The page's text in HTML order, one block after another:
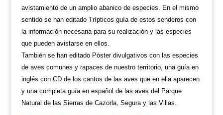
avistamiento de un amplio abanico de especies. En el mismo
sentido se han editado Trípticos guía de estos senderos con
la información necesaria para su realización y las especies
que pueden avistarse en ellos.
También se han editado Póster divulgativos con las especies
de aves comunes y rapaces de nuestro territorio, una guía en
inglés con CD de los cantos de las aves que en ella aparecen
y una completa guía en español de las aves del Parque
Natural de las Sierras de Cazorla, Segura y las Villas.